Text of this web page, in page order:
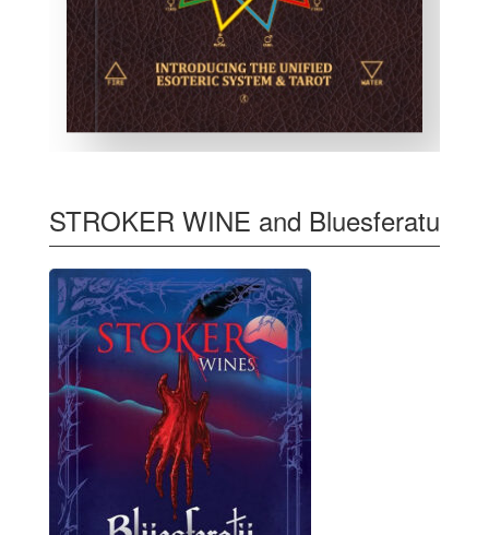
STROKER WINE and Bluesferatu